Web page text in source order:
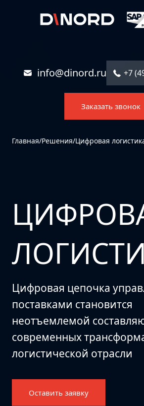
info@dinord.ru +7
Заказать звонок
Главная/Решения/Цифровая
Цифровая цепочка
поставками становится
неотъемлемой
современных
логистической отрасли
Оставить заявку
Главная
Отрасли
О компании